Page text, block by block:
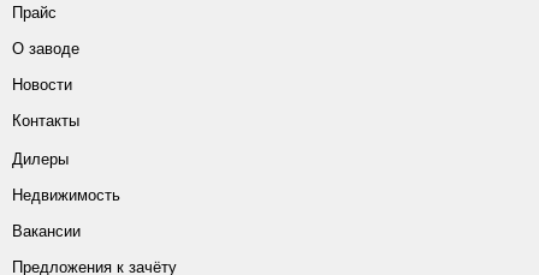
Прайс
О заводе
Новости
Контакты
Дилеры
Недвижимость
Вакансии
Предложения к зачёту